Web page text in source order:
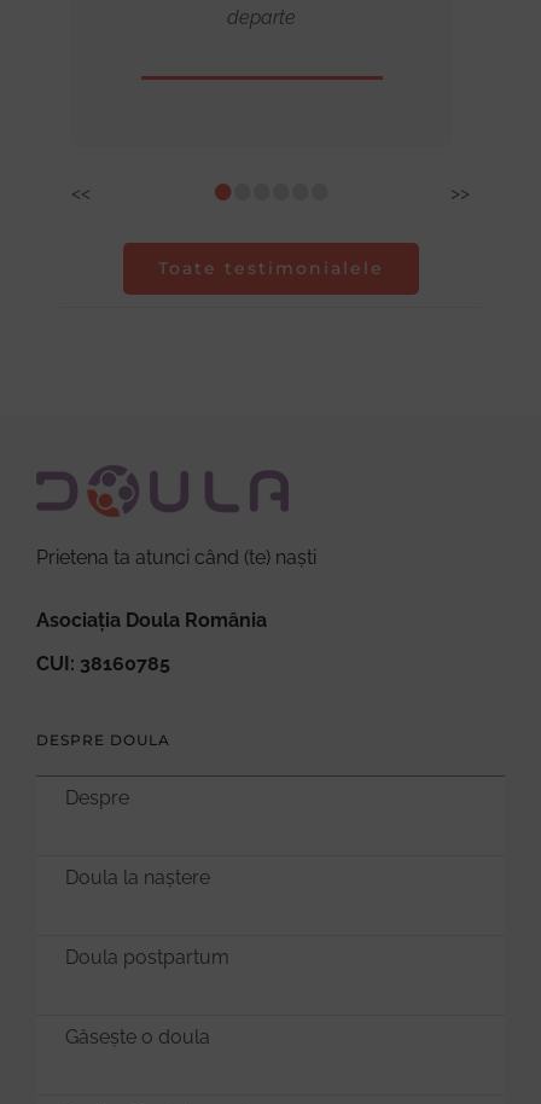
departe
<< • >>
Toate testimonialele
Prietena ta atunci când (te) naști
Asociația Doula România
CUI: 38160785
DESPRE DOULA
Despre
Doula la naștere
Doula postpartum
Găsește o doula